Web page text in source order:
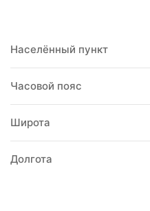
Населённый пункт
Часовой пояс
Широта
Долгота